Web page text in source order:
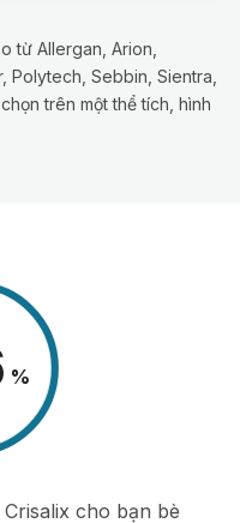
từ Allergan, Arion,
Polytech, Sebbin, Sientra,
trên một thể tích, hình
%
cho bạn bè